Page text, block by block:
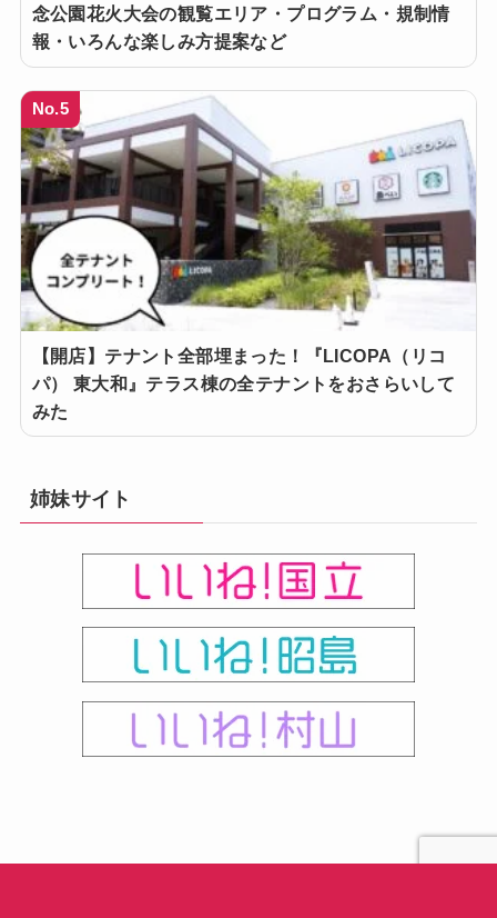
念公園花火大会の観覧エリア・プログラム・規制情
報・いろんな楽しみ方提案など
No.5
【開店】テナント全部埋まった！『LICOPA（リコ
パ） 東大和』テラス棟の全テナントをおさらいして
みた
姉妹サイト